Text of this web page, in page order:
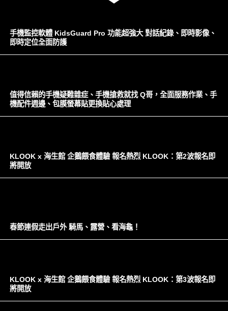
手機監控軟體 KidsGuard Pro 功能超強大 對話紀錄、即時影像、
即時定位全面防護
值得信賴的手機疑難雜症、手機搶救就找 Q哥，全面服務作業、手
機配件週邊、包膜螢幕貼更換貼心處理
KLOOK x 海生館 企鵝餵食體驗 報名熱烈 KLOOK：第2波報名即
將開放
春節連假走出戶外 騎馬、露營、看海龜！
KLOOK x 海生館 企鵝餵食體驗 報名熱烈 KLOOK：第3波報名即
將開放